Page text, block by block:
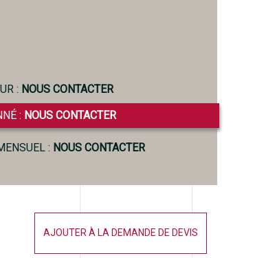
: NOUS CONTACTER
: NOUS CONTACTER
: NOUS CONTACTER
AJOUTER À LA DEMANDE DE DEVIS